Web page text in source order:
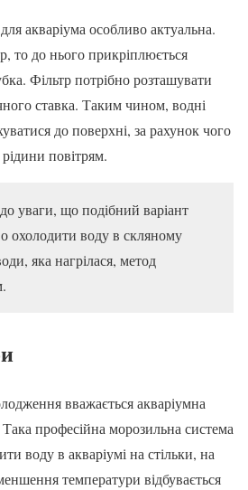
акваріума особливо актуальна.
то до нього прикріплюється
Фільтр потрібно розташувати
ставка. Таким чином, водні
до поверхні, за рахунок чого
повітрям.
уваги, що подібний варіант
охолодити воду в скляному
яка нагрілася, метод
вважається акваріумна
професійна морозильна система
воду в акваріумі на стільки, на
температури відбувається